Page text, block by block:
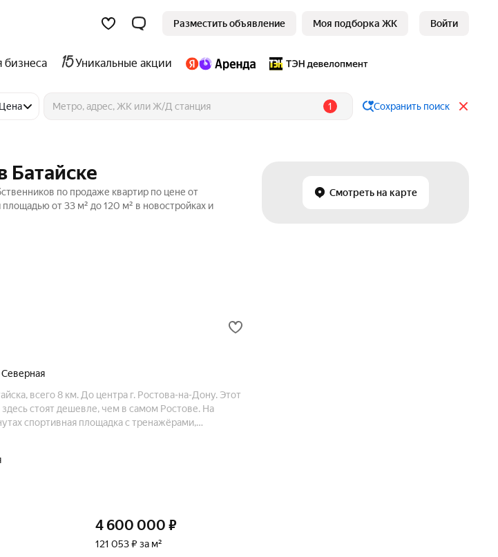
Разместить объявление Моя подборка ЖК Войти
бизнеса Уникальные акции
Цена 1 Сохранить поиск
Смотреть на карте
Батайске
по продаже квартир по цене от
от 33 м² до 120 м² в новостройках и
Северная
всего 8 км. До центра г. Ростова-на-Дону. Этот
стоят дешевле, чем в самом Ростове. На
спортивная площадка с тренажёрами,
4 600 000 ₽
121 053 ₽ за м²